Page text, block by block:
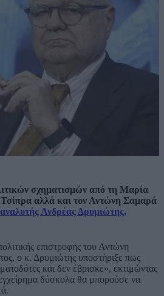
σχηματισμών από τη Μαρία
αλλά και τον Αντώνη Σαμαρά
αναλυτής Ανδρέας Δρυμιώτης,
επιστροφής του Αντώνη
ο κ. Δρυμιώτης υποστήριξε πως
και δεν έβρισκε», εκτιμώντας
δύσκολα θα μπορούσε να